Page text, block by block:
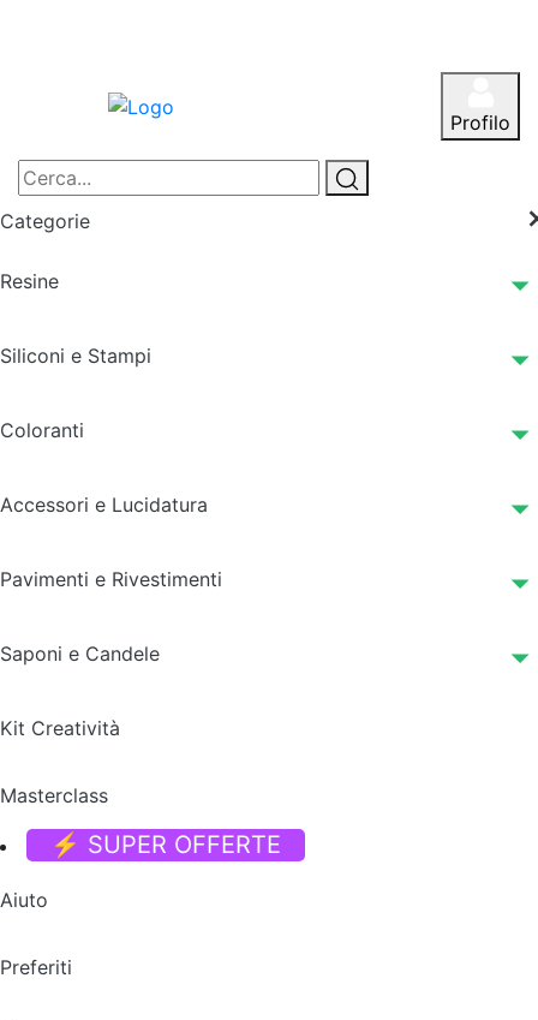
Profilo
Categorie
Resine
Siliconi e Stampi
Coloranti
Accessori e Lucidatura
Pavimenti e Rivestimenti
Saponi e Candele
Kit Creatività
Masterclass
⚡ SUPER OFFERTE
Aiuto
Preferiti